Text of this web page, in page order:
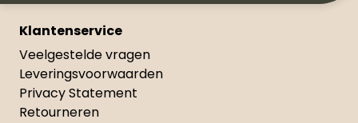
Klantenservice
Veelgestelde vragen
Leveringsvoorwaarden
Privacy Statement
Retourneren